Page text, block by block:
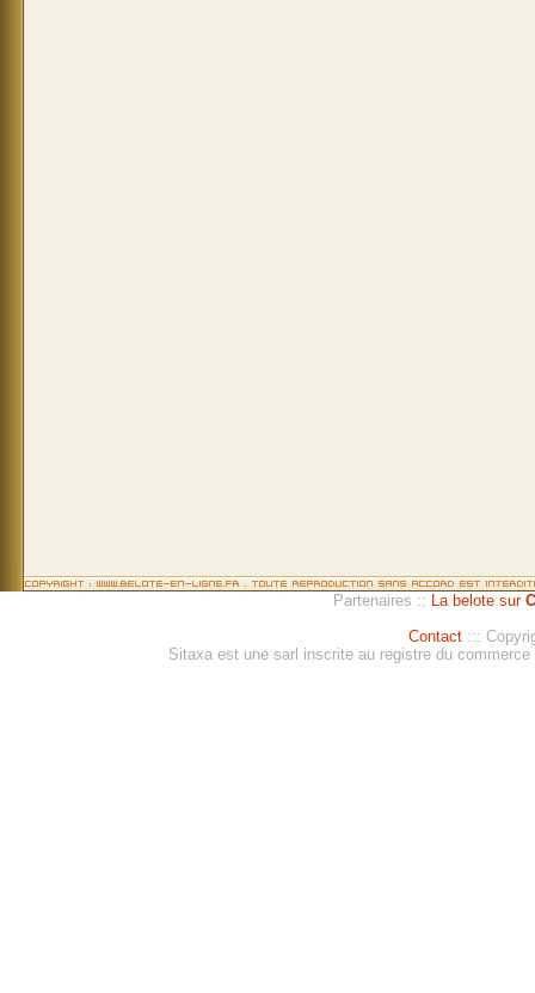
Partenaires :: La belote sur
Contact :::
Sitaxa est une sarl inscrite au registre du